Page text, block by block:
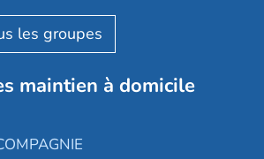
d'Arcadie
maintien à domicile